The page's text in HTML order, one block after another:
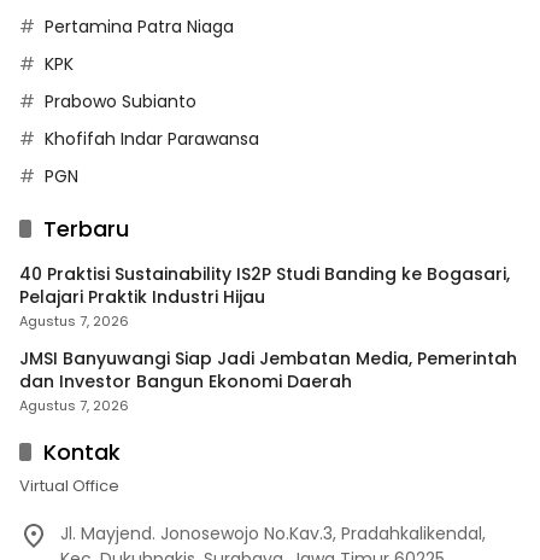
Pertamina Patra Niaga
KPK
Prabowo Subianto
Khofifah Indar Parawansa
PGN
Terbaru
40 Praktisi Sustainability IS2P Studi Banding ke Bogasari,
Pelajari Praktik Industri Hijau
Agustus 7, 2026
JMSI Banyuwangi Siap Jadi Jembatan Media, Pemerintah
dan Investor Bangun Ekonomi Daerah
Agustus 7, 2026
Kontak
Virtual Office
Jl. Mayjend. Jonosewojo No.Kav.3, Pradahkalikendal,